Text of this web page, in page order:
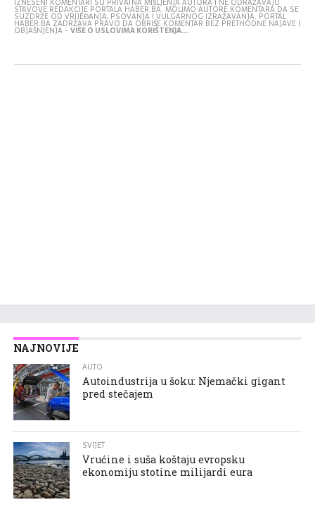
STAVOVE REDAKCIJE PORTALA HABER.BA. MOLIMO AUTORE KOMENTARA DA SE
SUZDRŽE OD VRIJEĐANJA, PSOVANJA I VULGARNOG IZRAŽAVANJA. PORTAL
HABER.BA ZADRŽAVA PRAVO DA OBRIŠE KOMENTAR BEZ PRETHODNE NAJAVE I
OBJAŠNJENJA -VIŠE O USLOVIMA KORIŠTENJA...
NAJNOVIJE
AUTO
Autoindustrija u šoku: Njemački gigant
pred stečajem
SVIJET
Vrućine i suša koštaju evropsku
ekonomiju stotine milijardi eura